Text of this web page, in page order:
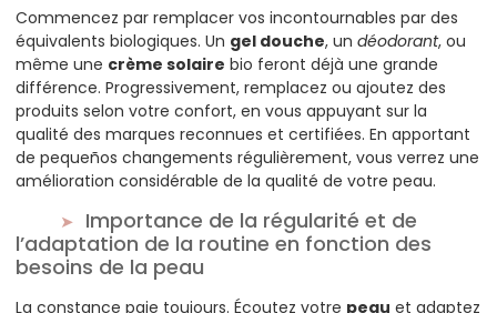
Commencez par remplacer vos incontournables par des
équivalents biologiques. Un gel douche, un déodorant, ou
même une crème solaire bio feront déjà une grande
différence. Progressivement, remplacez ou ajoutez des
produits selon votre confort, en vous appuyant sur la
qualité des marques reconnues et certifiées. En apportant
de pequeños changements régulièrement, vous verrez une
amélioration considérable de la qualité de votre peau.
Importance de la régularité et de
l’adaptation de la routine en fonction des
besoins de la peau
La constance paie toujours. Écoutez votre peau et adaptez